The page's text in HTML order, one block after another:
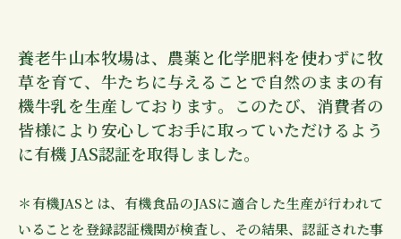
養老牛山本牧場は、農薬と化学肥料を使わずに牧
草を育て、牛たちに与えることで自然のままの有
機牛乳を生産しております。このたび、消費者の
皆様により安心してお手に取っていただけるよう
に有機 JAS認証を取得しました。
＊有機JASとは、有機食品のJASに適合した生産が行われて
いることを登録認証機関が検査し、その結果、認証された事